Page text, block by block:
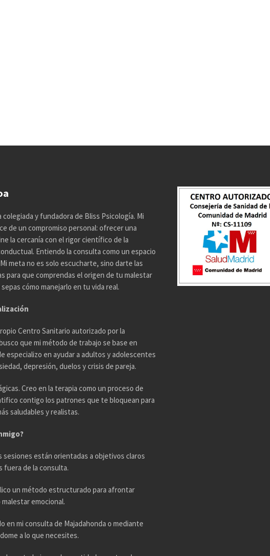
colegiada y fundadora de Bliss Psicología. Mi
de un compromiso personal: ofrecer una
la cercanía con el rigor científico de la
Entiendo la consulta como un espacio
meta no es solo escucharte, sino darte las
para que comprendas el origen de tu malestar
cómo manejarlo en tu vida real.
Centro Sanitario autorizado por la
que mi método de trabajo se base en
especializo en ayudar a adultos y adolescentes
depresión, duelos y crisis de pareja.
Creo en la terapia como un proceso de
contigo los patrones que te bloquean para
saludables y realistas.
sesiones están orientadas a objetivos claros
fuera de la consulta.
un método estructurado para afrontar
emocional.
en mi consulta de Majadahonda o mediante
a lo que necesites.